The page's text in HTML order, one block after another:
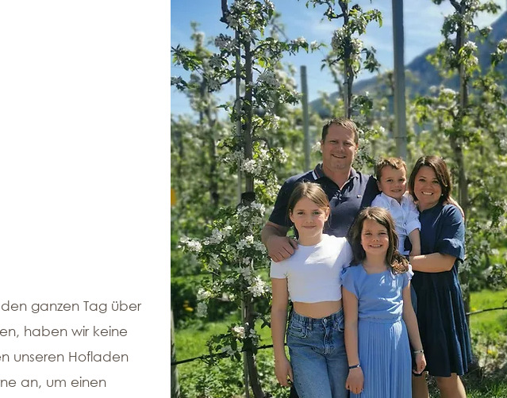
ganzen Tag über
haben wir keine
unseren Hofladen
an, um einen